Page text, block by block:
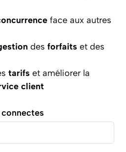
face aux autres
des forfaits et des
tarifs et améliorer la
client